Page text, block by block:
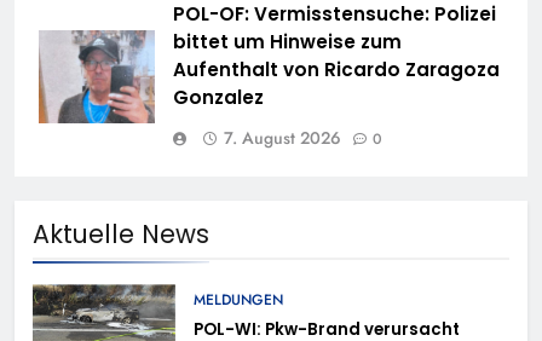
POL-OF: Vermisstensuche: Polizei
bittet um Hinweise zum
Aufenthalt von Ricardo Zaragoza
Gonzalez
7. August 2026 0
Aktuelle News
MELDUNGEN
POL-WI: Pkw-Brand verursacht